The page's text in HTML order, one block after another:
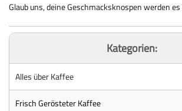
Glaub uns, deine Geschmacksknospen werden
Kategorien:
Alles über Kaffee
Frisch Gerösteter Kaffee